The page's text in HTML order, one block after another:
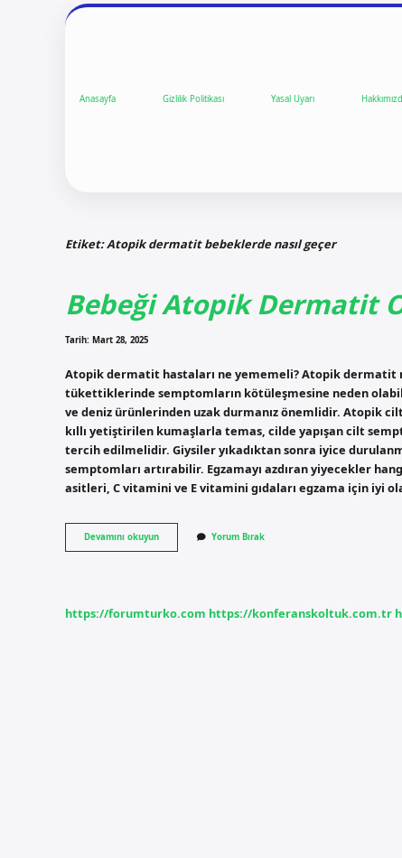
Anasayfa Gizlilik Politikası Yasal Uyarı
Etiket:Atopik dermatit bebeklerde nasıl geçer
Bebeği Atopik Dermatit
Tarih: Mart 28, 2025
Atopik dermatit hastaları ne yememeli? Atopik dermatit
tükettiklerinde semptomların kötüleşmesine neden
ve deniz ürünlerinden uzak durmanız önemlidir. Atopik
kıllı yetiştirilen kumaşlarla temas, cilde yapışan cilt
tercih edilmelidir. Giysiler yıkadıktan sonra iyice
semptomları artırabilir. Egzamayı azdıran yiyecekler
asitleri, C vitamini ve E vitamini gıdaları egzama için iyi
Devamını okuyunBebeği
Atopik
Yememeli
Yorum Bırak
https://forumturko.com https://konferanskoltuk.com.tr